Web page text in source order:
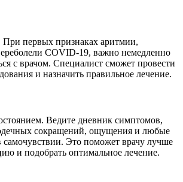
При первых признаках аритмии,
COVID-19, важно немедленно
с врачом. Специалист сможет провести
и назначить правильное лечение.
Ведите дневник симптомов,
сокращений, ощущения и любые
самочувствии. Это поможет врачу лучше
и подобрать оптимальное лечение.